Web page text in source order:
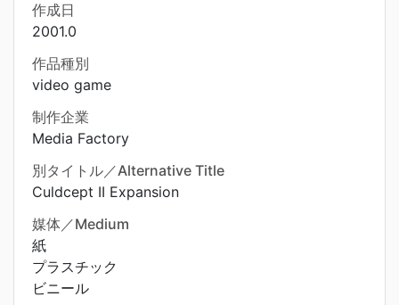
作成日
2001.0
作品種別
video game
制作企業
Media Factory
別タイトル／Alternative Title
Culdcept II Expansion
媒体／Medium
紙
プラスチック
ビニール